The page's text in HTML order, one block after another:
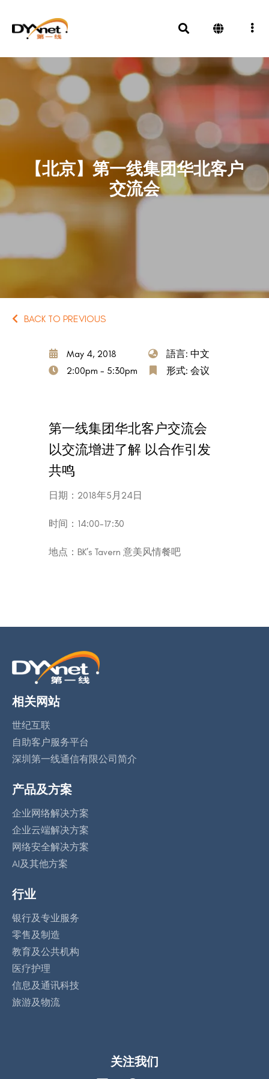
【北京】第一线集团华北客户
交流会
BACK TO PREVIOUS
May 4, 2018
2:00pm - 5:30pm
語言: 中文
形式: 会议
第一线集团华北客户交流会
以交流增进了解 以合作引发
共鸣
日期：2018年5月24日
时间：14:00-17:30
地点：BK’s Tavern 意美风情餐吧
相关网站
世纪互联
自助客户服务平台
深圳第一线通信有限公司简介
产品及方案
企业网络解决方案
企业云端解决方案
网络安全解决方案
AI及其他方案
行业
银行及专业服务
零售及制造
教育及公共机构
医疗护理
信息及通讯科技
旅游及物流
关注我们